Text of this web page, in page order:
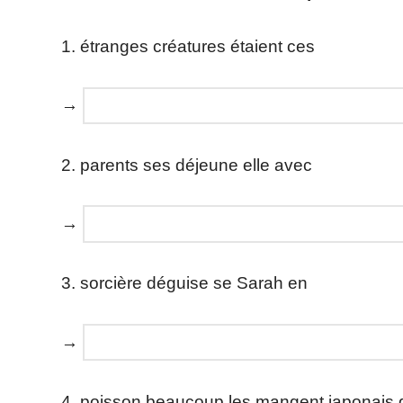
1. étranges créatures étaient ces
→
2. parents ses déjeune elle avec
→
3. sorcière déguise se Sarah en
→